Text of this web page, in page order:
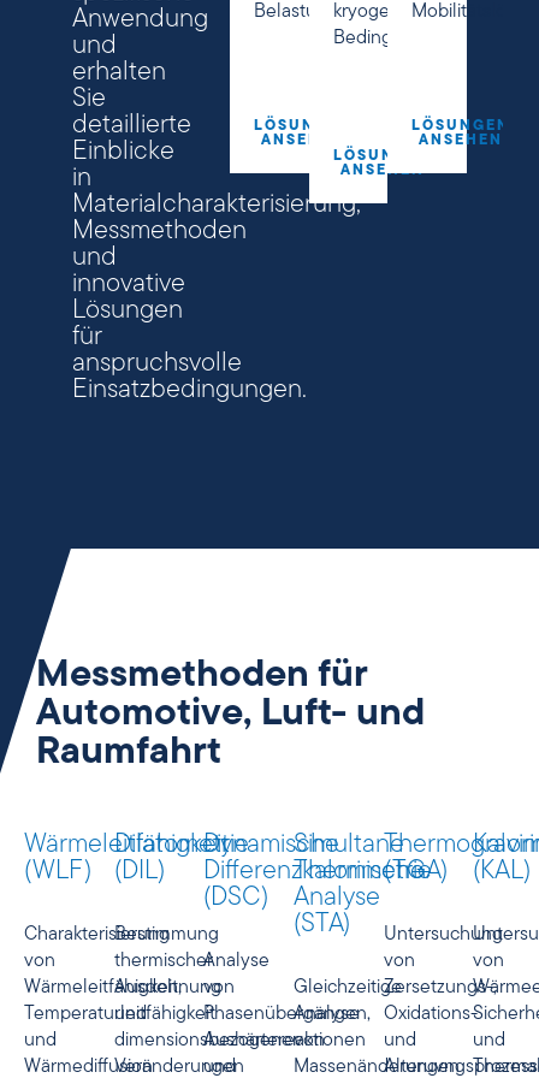
Anwendung
und
erhalten
Sie
detaillierte
Einblicke
in
Materialcharakterisierung,
Messmethoden
und
innovative
Lösungen
für
anspruchsvolle
Einsatzbedingungen.
Belastungen
LÖSUNGEN
ANSEHEN
kryogenen
Bedingungen
LÖSUNGEN
ANSEHEN
LÖSUNGEN
ANSEHEN
Messmethoden für
Automotive, Luft- und
Raumfahrt
Wärmeleitfähigkeit
(WLF)
Charakterisierung
von
Wärmeleitfähigkeit,
Temperaturleitfähigkeit
und
Wärmediffusion
Dilatometrie
(DIL)
Bestimmung
thermischer
Ausdehnung
und
dimensionsbezogener
Veränderungen
Dynamische
Differenzkalorimetrie
(DSC)
Analyse
von
Phasenübergängen,
Aushärtereaktionen
und
Simultane
Thermische
Analyse
(STA)
Gleichzeitige
Analyse
von
Massenänderungen
(TGA)
Untersuchung
von
Zersetzungs-,
Oxidations-
und
(KAL)
von
und